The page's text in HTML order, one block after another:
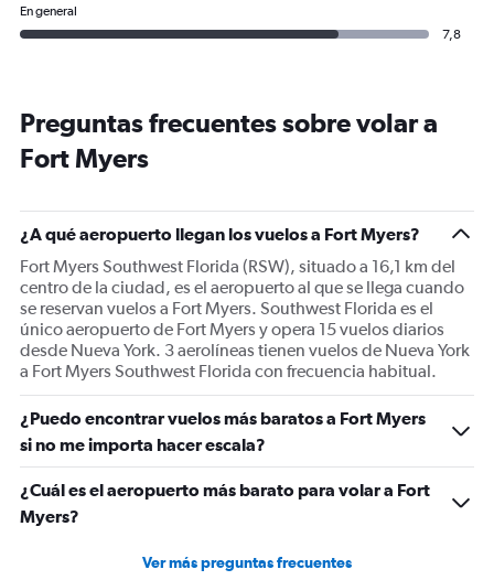
En general
7,8
Preguntas frecuentes sobre volar a
Fort Myers
¿A qué aeropuerto llegan los vuelos a Fort Myers?
Fort Myers Southwest Florida (RSW), situado a 16,1 km del
centro de la ciudad, es el aeropuerto al que se llega cuando
se reservan vuelos a Fort Myers. Southwest Florida es el
único aeropuerto de Fort Myers y opera 15 vuelos diarios
desde Nueva York. 3 aerolíneas tienen vuelos de Nueva York
a Fort Myers Southwest Florida con frecuencia habitual.
¿Puedo encontrar vuelos más baratos a Fort Myers
si no me importa hacer escala?
¿Cuál es el aeropuerto más barato para volar a Fort
Myers?
Ver más preguntas frecuentes